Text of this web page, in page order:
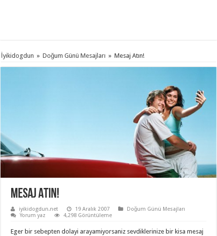
İyikidogdun » Doğum Günü Mesajları » Mesaj Atın!
Mesaj Atın!
iyikidogdun.net 19 Aralık 2007
Doğum Günü Mesajları
Yorum yaz
4,298 Görüntüleme
Eger bir sebepten dolayi arayamiyorsaniz sevdiklerinize bir kisa mesaj